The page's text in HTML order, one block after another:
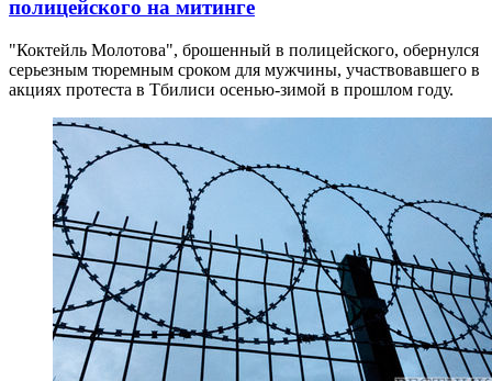
полицейского на митинге
"Коктейль Молотова", брошенный в полицейского, обернулся
серьезным тюремным сроком для мужчины, участвовавшего в
акциях протеста в Тбилиси осенью-зимой в прошлом году.